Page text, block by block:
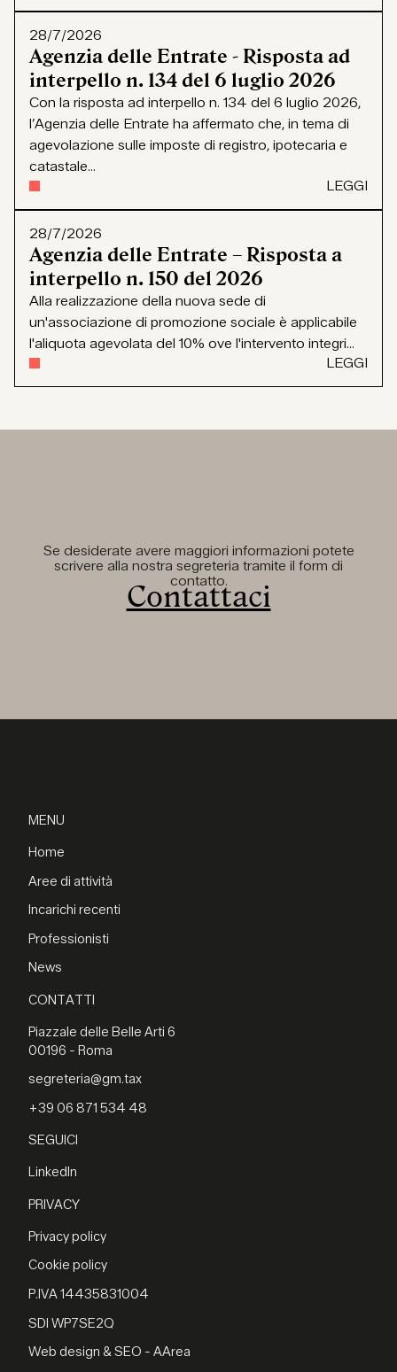
28/7/2026
Agenzia delle Entrate - Risposta ad
interpello n. 134 del 6 luglio 2026
Con la risposta ad interpello n. 134 del 6 luglio 2026,
l’Agenzia delle Entrate ha affermato che, in tema di
agevolazione sulle imposte di registro, ipotecaria e
catastale...
LEGGI
28/7/2026
Agenzia delle Entrate – Risposta a
interpello n. 150 del 2026
Alla realizzazione della nuova sede di
un'associazione di promozione sociale è applicabile
l'aliquota agevolata del 10% ove l'intervento integri...
LEGGI
Se desiderate avere maggiori informazioni potete
scrivere alla nostra segreteria tramite il form di
contatto.
Contattaci
MENU
Home
Aree di attività
Incarichi recenti
Professionisti
News
CONTATTI
Piazzale delle Belle Arti 6
00196 - Roma
segreteria@gm.tax
+39 06 871 534 48
SEGUICI
LinkedIn
PRIVACY
Privacy policy
Cookie policy
P.IVA 14435831004
SDI WP7SE2Q
Web design & SEO - AArea